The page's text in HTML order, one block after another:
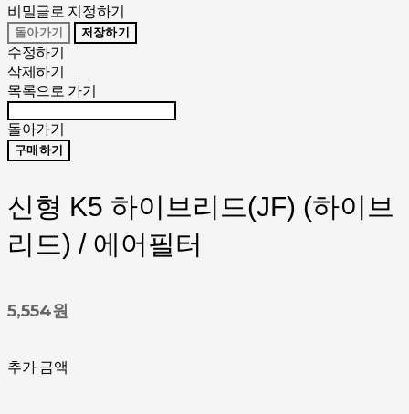
비밀글로 지정하기
돌아가기 저장하기
수정하기
삭제하기
목록으로 가기
돌아가기
구매하기
신형 K5 하이브리드(JF) (하이브
리드) / 에어필터
5,554원
추가 금액